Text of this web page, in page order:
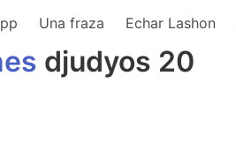
Una fraza Echar Lashon
djudyos 20